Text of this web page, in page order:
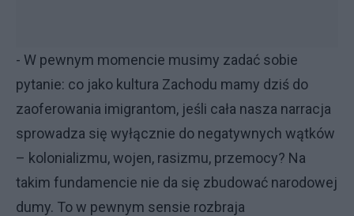
- W pewnym momencie musimy zadać sobie
pytanie: co jako kultura Zachodu mamy dziś do
zaoferowania imigrantom, jeśli cała nasza narracja
sprowadza się wyłącznie do negatywnych wątków
– kolonializmu, wojen, rasizmu, przemocy? Na
takim fundamencie nie da się zbudować narodowej
dumy. To w pewnym sensie rozbraja